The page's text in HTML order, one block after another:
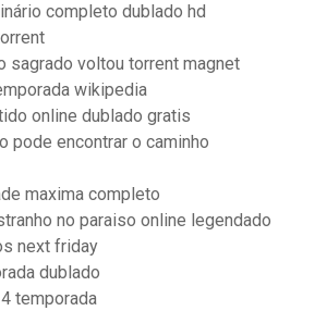
completo dublado hd
sagrado voltou torrent magnet
wikipedia
online dublado gratis
pode encontrar o caminho
maxima completo
no paraiso online legendado
next friday
dublado
temporada